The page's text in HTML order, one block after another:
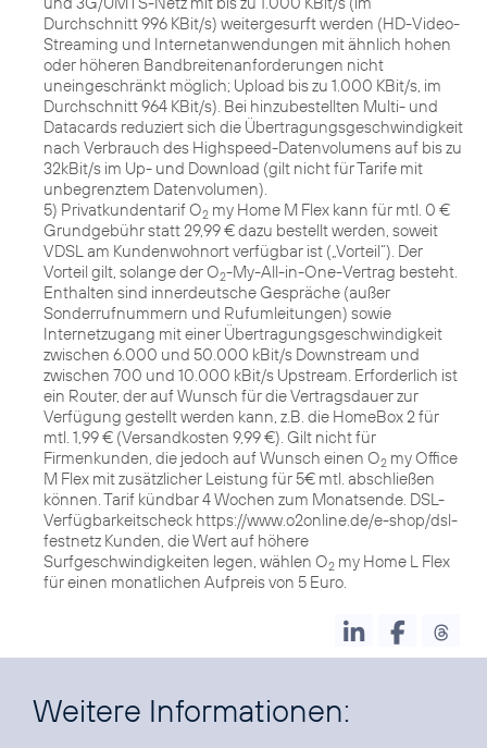
Durchschnitt 996 KBit/s) weitergesurft werden (HD-Video-
Streaming und Internetanwendungen mit ähnlich hohen
oder höheren Bandbreitenanforderungen nicht
uneingeschränkt möglich; Upload bis zu 1.000 KBit/s, im
Durchschnitt 964 KBit/s). Bei hinzubestellten Multi- und
Datacards reduziert sich die Übertragungsgeschwindigkeit
nach Verbrauch des Highspeed-Datenvolumens auf bis zu
32kBit/s im Up- und Download (gilt nicht für Tarife mit
unbegrenztem Datenvolumen).
5) Privatkundentarif O2 my Home M Flex kann für mtl. 0 €
Grundgebühr statt 29,99 € dazu bestellt werden, soweit
VDSL am Kundenwohnort verfügbar ist („Vorteil“). Der
Vorteil gilt, solange der O2-My-All-in-One-Vertrag besteht.
Enthalten sind innerdeutsche Gespräche (außer
Sonderrufnummern und Rufumleitungen) sowie
Internetzugang mit einer Übertragungsgeschwindigkeit
zwischen 6.000 und 50.000 kBit/s Downstream und
zwischen 700 und 10.000 kBit/s Upstream. Erforderlich ist
ein Router, der auf Wunsch für die Vertragsdauer zur
Verfügung gestellt werden kann, z.B. die HomeBox 2 für
mtl. 1,99 € (Versandkosten 9,99 €). Gilt nicht für
Firmenkunden, die jedoch auf Wunsch einen O2 my Office
M Flex mit zusätzlicher Leistung für 5€ mtl. abschließen
können. Tarif kündbar 4 Wochen zum Monatsende. DSL-
Verfügbarkeitscheck https://www.o2online.de/e-shop/dsl-
festnetz Kunden, die Wert auf höhere
Surfgeschwindigkeiten legen, wählen O2 my Home L Flex
für einen monatlichen Aufpreis von 5 Euro.
Weitere Informationen: